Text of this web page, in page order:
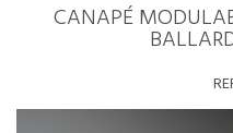
CANAPÉ